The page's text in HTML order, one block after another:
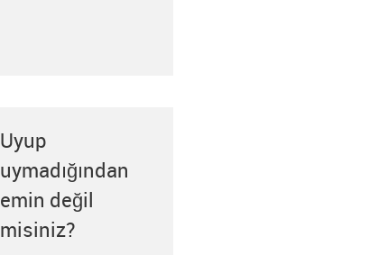
Uyup
uymadığından
emin değil
misiniz?